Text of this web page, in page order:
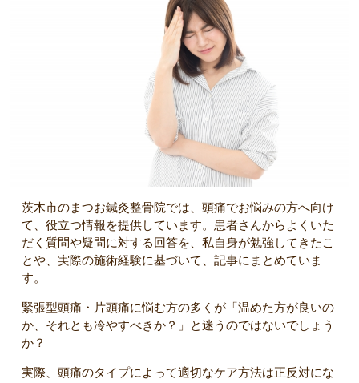
茨木市のまつお鍼灸整骨院では、頭痛でお悩みの方へ向け
て、役立つ情報を提供しています。患者さんからよくいた
だく質問や疑問に対する回答を、私自身が勉強してきたこ
とや、実際の施術経験に基づいて、記事にまとめていま
す。
緊張型頭痛・片頭痛に悩む方の多くが「温めた方が良いの
か、それとも冷やすべきか？」と迷うのではないでしょう
か？
実際、頭痛のタイプによって適切なケア方法は正反対にな